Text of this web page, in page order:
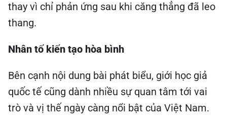
thay vì chỉ phản ứng sau khi căng thẳng đã leo
thang.
Nhân tố kiến tạo hòa bình
Bên cạnh nội dung bài phát biểu, giới học giả
quốc tế cũng dành nhiều sự quan tâm tới vai
trò và vị thế ngày càng nổi bật của Việt Nam.